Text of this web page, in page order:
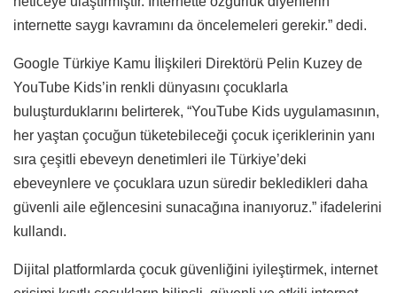
internette saygı kavramını da öncelemeleri gerekir.” dedi.
Google Türkiye Kamu İlişkileri Direktörü Pelin Kuzey de
YouTube Kids’in renkli dünyasını çocuklarla
buluşturduklarını belirterek, “YouTube Kids uygulamasının,
her yaştan çocuğun tüketebileceği çocuk içeriklerinin yanı
sıra çeşitli ebeveyn denetimleri ile Türkiye’deki
ebeveynlere ve çocuklara uzun süredir bekledikleri daha
güvenli aile eğlencesini sunacağına inanıyoruz.” ifadelerini
kullandı.
Dijital platformlarda çocuk güvenliğini iyileştirmek, internet